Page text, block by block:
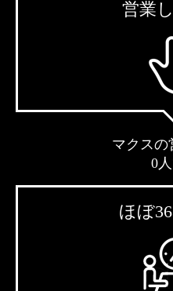
営業
マクスの
0
ほぼ